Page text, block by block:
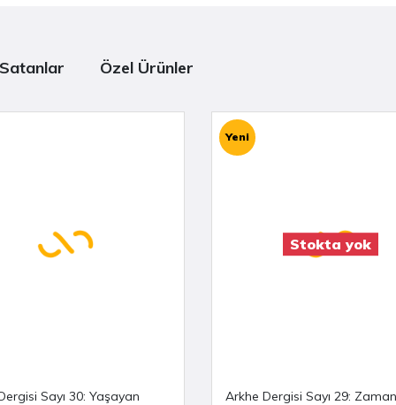
MASALCI ŞAHİN
Özel Ürünler
Sayı 30: Yaşayan
Yeni
Stokta yok
Arkhe Dergisi Sayı 29: